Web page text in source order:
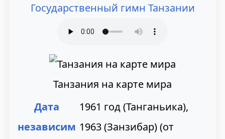
Государственный гимн Танзании
Танзания на карте мира
Дата
независим
1961 год (Танганьика),
1963 (Занзибар) (от